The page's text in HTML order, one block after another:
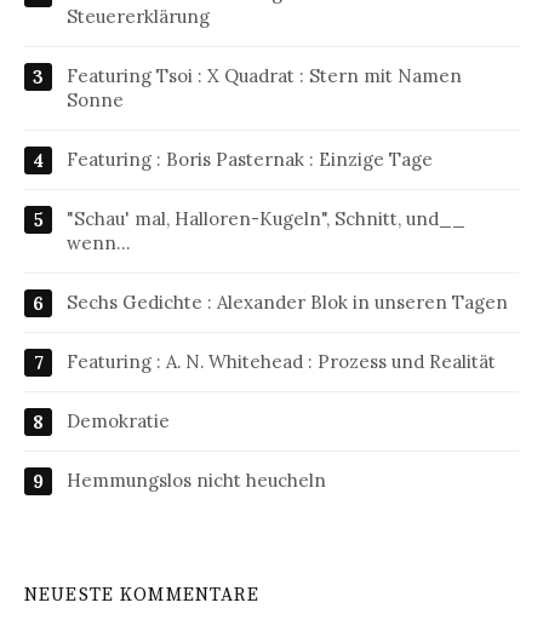
Steuererklärung
Featuring Tsoi : X Quadrat : Stern mit Namen
Sonne
Featuring : Boris Pasternak : Einzige Tage
"Schau' mal, Halloren-Kugeln", Schnitt, und__
wenn…
Sechs Gedichte : Alexander Blok in unseren Tagen
Featuring : A. N. Whitehead : Prozess und Realität
Demokratie
Hemmungslos nicht heucheln
NEUESTE KOMMENTARE